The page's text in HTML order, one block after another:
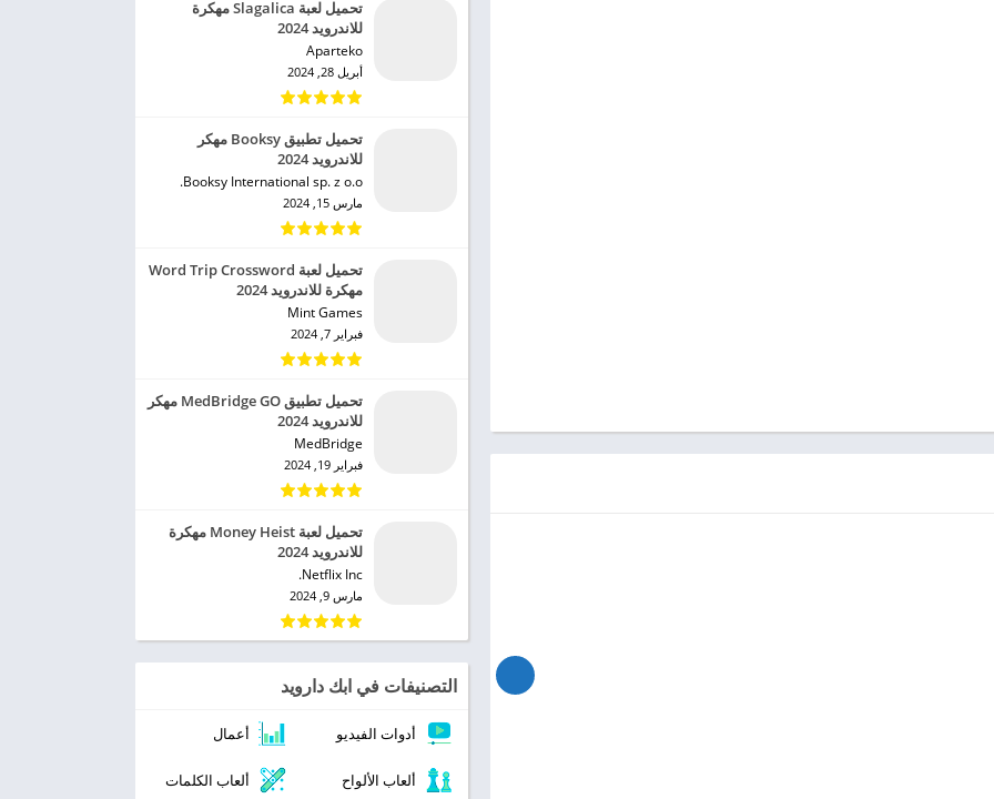
تحميل لعبة Slagalica مهكرة
للاندرويد 2024
Aparteko‏
أبريل 28, 2024
تحميل تطبيق Booksy مهكر
للاندرويد 2024
Booksy International sp. z o.o.‏
مارس 15, 2024
تحميل لعبة Word Trip Crossword
مهكرة للاندرويد 2024
Mint Games‏
فبراير 7, 2024
تحميل تطبيق MedBridge GO مهكر
للاندرويد 2024
MedBridge‏
فبراير 19, 2024
تحميل لعبة Money Heist مهكرة
للاندرويد 2024
Netflix Inc.‏
مارس 9, 2024
التصنيفات في ابك دارويد
أدوات الفيديو أعمال
ألعاب الألواح ألعاب الكلمات